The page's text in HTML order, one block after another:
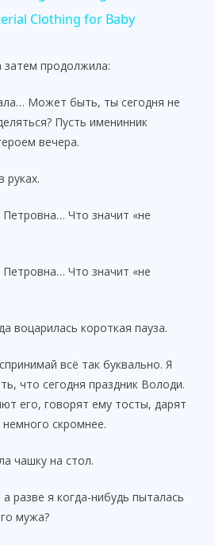
a
y
V
d
Clothing for Baby
затем продолжила:
Может быть, ты сегодня не
Пусть именинник
вечера.
руках.
Что значит «не
Что значит «не
воцарилась короткая пауза.
всё так буквально. Я
что сегодня праздник Володи.
его, говорят ему тосты, дарят
скромнее.
чашку на стол.
разве я когда-нибудь пыталась
мужа?